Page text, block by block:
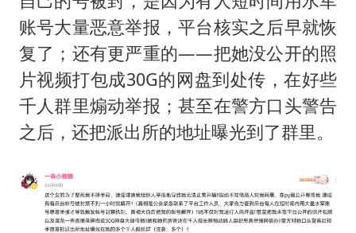
账号大量恶意举报，平台核实之后早就恢
复了；还有更严重的——把她没公开的照
片视频打包成30G的网盘到处传，在好些
千人群里煽动举报；甚至在警方口头警告
之后，还把派出所的地址曝光到了群里。